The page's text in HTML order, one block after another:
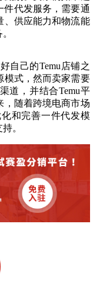
件代发服务，需要通
、供应能力和物流能
自己的Temu店铺之
模式，然而卖家需要
道，并结合Temu平
，随着跨境电商市场
和完善一件代发模
。